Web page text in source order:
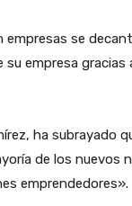
se
empresa gracias
ha subrayado
de los nuevos
emprendedores».